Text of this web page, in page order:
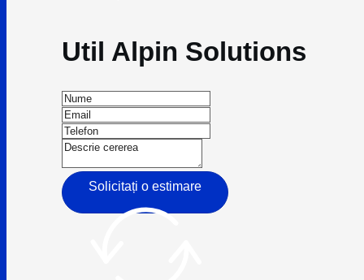
Util Alpin Solutions
Solicitați o estimare